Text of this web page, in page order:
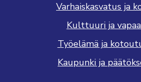
Varhaiskasvatus ja
Kulttuuri ja
Työelämä ja
Kaupunki ja